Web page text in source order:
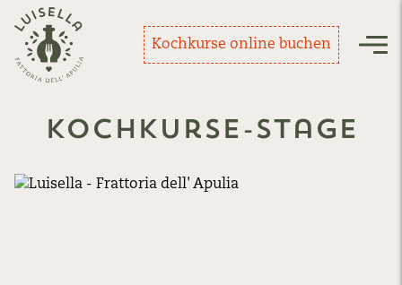
Zurück zur Startseite
Kochkurse online buchen
kochkurse-stage